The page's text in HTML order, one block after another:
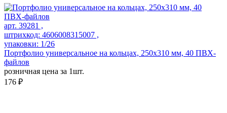
арт. 39281 ,
штрихкод: 4606008315007 ,
упаковки: 1/26
Портфолио универсальное на кольцах, 250х310 мм, 40 ПВХ-
файлов
розничная цена за 1шт.
176 ₽